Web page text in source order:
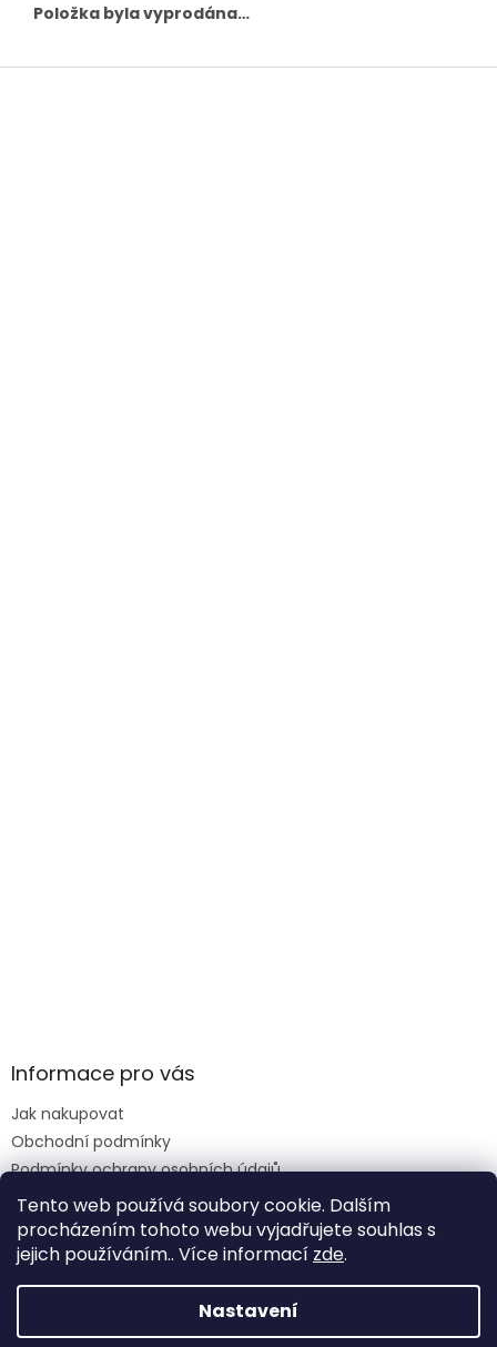
Tento web používá soubory cookie. Dalším
procházením tohoto webu vyjadřujete souhlas s
jejich používáním.. Více informací zde.
Nastavení
Položka byla vyprodána…
Z
Informace pro vás
Jak nakupovat
Obchodní podmínky
Podmínky ochrany osobních údajů
Reklamace formulář